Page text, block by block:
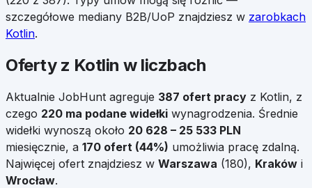
szczegółowe mediany B2B/UoP znajdziesz w zarobkach
Kotlin.
Oferty z Kotlin w liczbach
Aktualnie JobHunt agreguje 387 ofert pracy z Kotlin, z
czego 220 ma podane widełki wynagrodzenia. Średnie
widełki wynoszą około 20 628 – 25 533 PLN
miesięcznie, a 170 ofert (44%) umożliwia pracę zdalną.
Najwięcej ofert znajdziesz w Warszawa (180), Kraków i
Wrocław.